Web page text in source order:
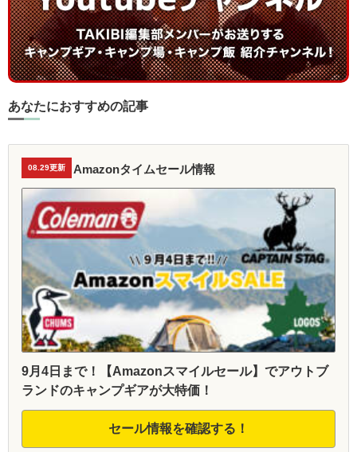
あなたにおすすめの記事
08.29更新 Amazonタイムセール情報
9月4日まで！【Amazonスマイルセール】でアウトブ
ランドのキャンプギアが大特価！
セール情報を確認する！